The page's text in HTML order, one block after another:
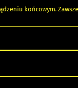
końcowym.